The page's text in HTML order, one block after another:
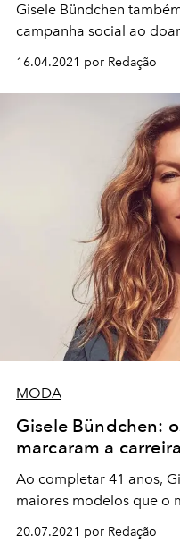
Gisele Bündchen
campanha social ao
16.04.2021 por Redação
MODA
Gisele Bündchen:
marcaram a
Ao completar 41 anos,
maiores modelos que o
20.07.2021 por Redação